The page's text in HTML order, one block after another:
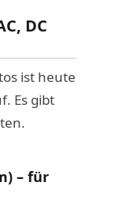
DC
ist heute
Es gibt
– für